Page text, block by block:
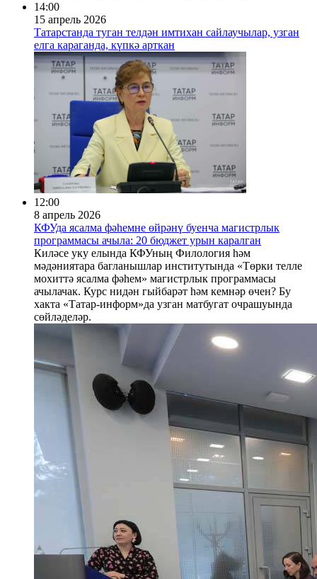
14:00
15 апрель 2026
Татарстанда туган телдән имтихан сайлаучылар, узган
елга караганда, күпкә арткан
12:00
8 апрель 2026
КФУда ясалма фәһемне өйрәнү буенча магистрлык
программасы ачыла: 20 бюджет урын каралган
Киләсе уку елында КФУның Филология һәм
мәдәниятара багланышлар институтында «Төрки телле
мохиттә ясалма фәһем» магистрлык программасы
ачылачак. Курс нидән гыйбарәт һәм кемнәр өчен? Бу
хакта «Татар-информ»да узган матбугат очрашуында
сөйләделәр.